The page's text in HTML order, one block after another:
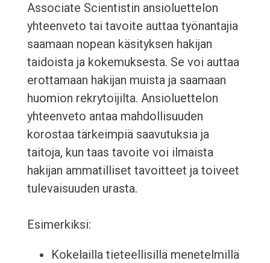
Associate Scientistin ansioluettelon
yhteenveto tai tavoite auttaa työnantajia
saamaan nopean käsityksen hakijan
taidoista ja kokemuksesta. Se voi auttaa
erottamaan hakijan muista ja saamaan
huomion rekrytoijilta. Ansioluettelon
yhteenveto antaa mahdollisuuden
korostaa tärkeimpiä saavutuksia ja
taitoja, kun taas tavoite voi ilmaista
hakijan ammatilliset tavoitteet ja toiveet
tulevaisuuden urasta.
Esimerkiksi:
Kokelailla tieteellisillä menetelmillä